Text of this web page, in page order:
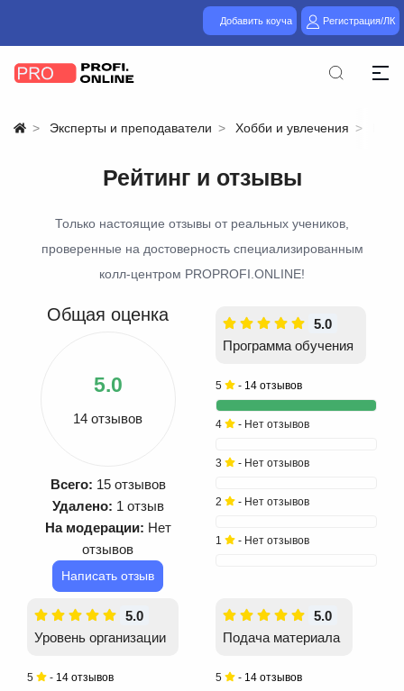
Добавить коуча Регистрация/ЛК
Эксперты и преподаватели Хобби и увлечения
Рейтинг и отзывы
Только настоящие отзывы от реальных учеников,
проверенные на достоверность специализированным
колл-центром PROPROFI.ONLINE!
Общая оценка
5.0
14 отзывов
Всего: 15 отзывов
Удалено: 1 отзыв
На модерации: Нет
отзывов
Написать отзыв
5.0
Программа обучения
5 - 14 отзывов
4 - Нет отзывов
3 - Нет отзывов
2 - Нет отзывов
1 - Нет отзывов
5.0
Уровень организации
5 - 14 отзывов
5.0
Подача материала
5 - 14 отзывов